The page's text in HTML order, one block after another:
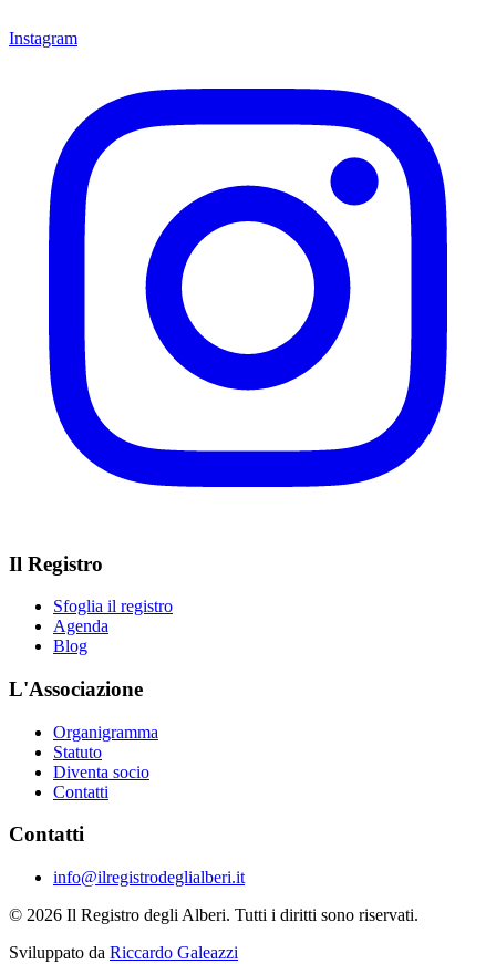
Instagram
Il Registro
Sfoglia il registro
Agenda
Blog
L'Associazione
Organigramma
Statuto
Diventa socio
Contatti
Contatti
info@ilregistrodeglialberi.it
© 2026 Il Registro degli Alberi. Tutti i diritti sono riservati.
Sviluppato da Riccardo Galeazzi